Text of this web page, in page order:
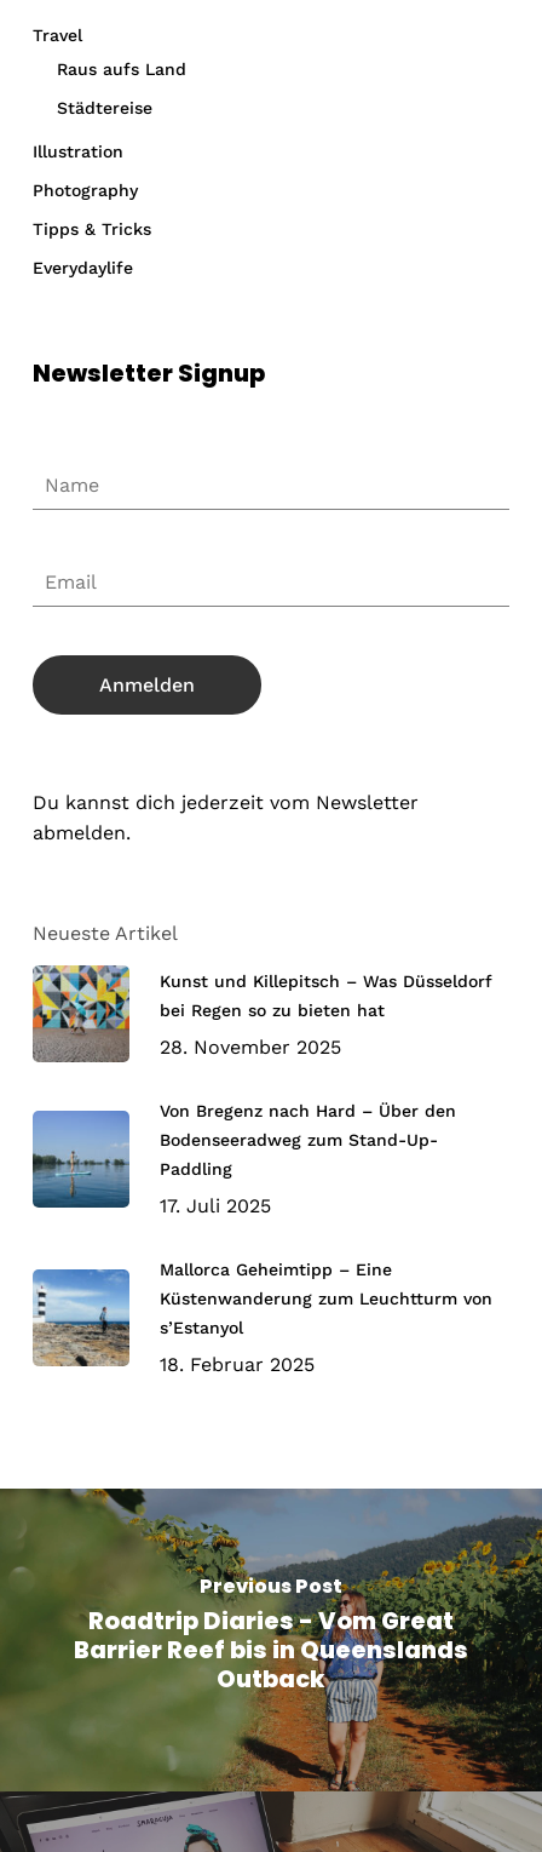
Travel
Raus aufs Land
Städtereise
Illustration
Photography
Tipps & Tricks
Everydaylife
Newsletter Signup
Du kannst dich jederzeit vom Newsletter
abmelden.
Neueste Artikel
Kunst und Killepitsch – Was Düsseldorf
bei Regen so zu bieten hat
28. November 2025
Von Bregenz nach Hard – Über den
Bodenseeradweg zum Stand-Up-
Paddling
17. Juli 2025
Mallorca Geheimtipp – Eine
Küstenwanderung zum Leuchtturm von
s’Estanyol
18. Februar 2025
Previous Post
Roadtrip Diaries - Vom Great
Barrier Reef bis in Queenslands
Outback